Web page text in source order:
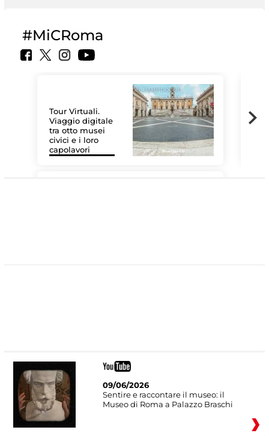
#MiCRoma
Tour Virtuali.
Viaggio digitale
tra otto musei
civici e i loro
capolavori
09/06/2026
Sentire e raccontare il museo: il
Museo di Roma a Palazzo Braschi